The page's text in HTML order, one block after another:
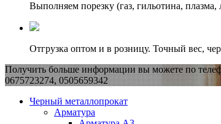
Выполняем порезку (газ, гильотина, плазма,
Отгрузка оптом и в розницу. Точный вес,
Получить больше информации вы можете по
0675723274, 0505659342
Черный металлопрокат
Арматура